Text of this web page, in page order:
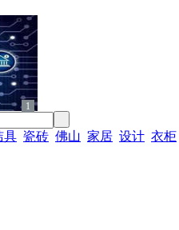
1
具 瓷砖 佛山 家居 设计 衣柜